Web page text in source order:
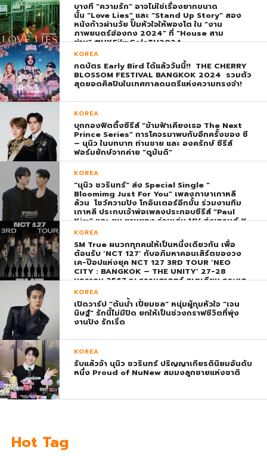
บางที “ความรัก” อาจไม่ใช่เรื่องยากขนาด
นั้น “Love Lies” และ “Stand Up Story” สอง
หนังก้าวผ่านวัย ปั๊มหัวใจให้พองโต ใน “งาน
ภาพยนตร์ฮ่องกง 2024” ที่ “House สาม
ย่าน” #HKFilmGalaTH2024
KOREA
กดบัตร Early Bird ได้แล้ววันนี้!! THE CHERRY
BLOSSOM FESTIVAL BANGKOK 2024 รวมตัว
สุดยอดศิลปินในเทศกาลดนตรีแห่งความทรงจำ!
KOREA
บุกกองฟิตติ้งซีรีส์ “ข้ามฟ้าเคียงเธอ The Next
Prince Series” การโคจรมาพบกับอีกครั้งของ ซี
– นุนิว ในบทบาท ท่านชาย และ องครักษ์ ซีรีส์
ฟอร์มยักษ์จากค่าย “ดูมันดิ”
KOREA
“นุนิว ชวรินทร์” ส่ง Special Single “
Bloomimg Just For You” เพลงภาษาเกาหลี
ล้วน โชว์ความปัง โกอินเตอร์อีกขั้น ร่วมงานทีม
เกาหลี ประกบเจ้าพ่อเพลงประกอบซีรีส์ “Paul
Kim” และ ยุน ชานยอง ร่วมเล่น MV ส่งเทรนด์ X
พุ่ง ติดอันดับ 1 โลก
KOREA
SM True ผนวกทุกคนให้เป็นหนึ่งเดียวกัน เพื่อ
ต้อนรับ ‘NCT 127’ กับอภิมหาคอนเสิร์ตของวง
เค-ป๊อปแห่งยุค NCT 127 3RD TOUR ‘NEO
CITY : BANGKOK – THE UNITY’ 27-28
มกราคม 2567 ณ ธรรมศาสตร์ สเตเดียม กระแส
ตอบรับยิ่งใหญ่สมการรอคอย บัตร SOLD OUT
ทุกที่นั่งทันทีที่เปิดจำหน่าย !
KOREA
เปิดวาร์ป “ต้นน้ำ เปี่ยมชล” หนุ่มผู้กุมหัวใจ “เจน
นิษฐ์” รักนี้ไม่มีปิด ยกให้เป็นช่วงกราฟชีวิตที่พุ่ง
งานปัง รักเริ่ด
KOREA
รับแล้วจ้า นุนิว ชวรินทร์ ปริญญาเกียรตินิยมอันดับ
หนึ่ง Proud of NuNew สมมงลูกชายแห่งชาติ
Hot Tag